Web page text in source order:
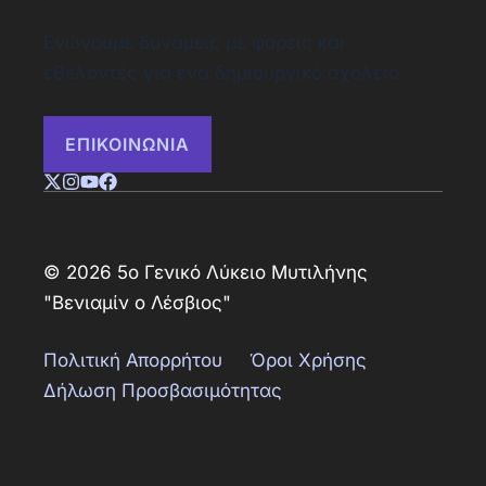
Ενώνουμε δυνάμεις με φορείς και
εθελοντές για ένα δημιουργικό σχολείο.
ΕΠΙΚΟΙΝΩΝΙΑ
© 2026 5ο Γενικό Λύκειο Μυτιλήνης
"Βενιαμίν ο Λέσβιος"
Πολιτική Απορρήτου
Όροι Χρήσης
Δήλωση Προσβασιμότητας